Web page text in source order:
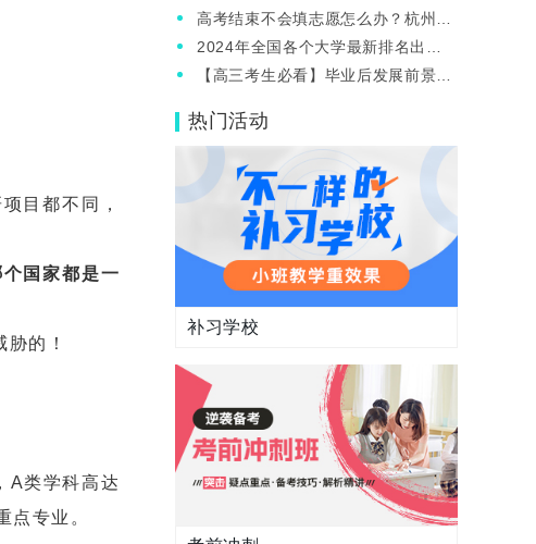
目都不同，
国家都是一
的！
A类学科高达
点专业。
数线是多少？
高考结束不会填志愿怎么办？杭州哪
家机构有志愿填报辅导？
2024年全国各个大学最新排名出
炉！附各专业类大学排行榜！
【高三考生必看】毕业后发展前景好
热门活动
补习学校